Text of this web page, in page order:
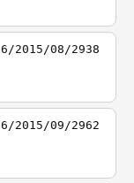
2015/08/2938
2015/09/2962